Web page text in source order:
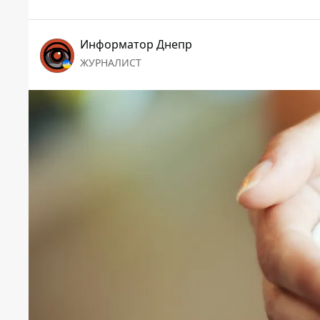
Информатор Днепр
ЖУРНАЛИСТ